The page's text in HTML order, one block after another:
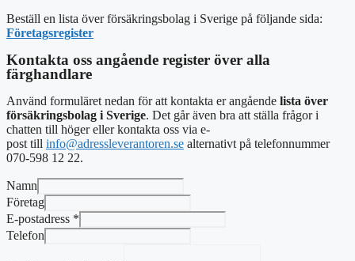
Beställ en lista över försäkringsbolag i Sverige på följande sida:
Företagsregister
Kontakta oss angående register över alla
färghandlare
Använd formuläret nedan för att kontakta er angående lista över
försäkringsbolag i Sverige. Det går även bra att ställa frågor i
chatten till höger ellerkontakta oss via e-
post till info@adressleverantoren.se alternativt på telefonnummer
070-598 12 22.
Namn
Företag
E-postadress *
Telefon